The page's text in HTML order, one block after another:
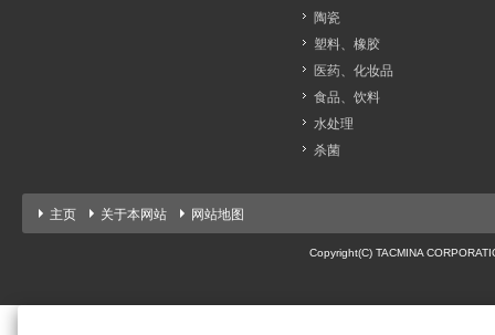
陶瓷
塑料、橡胶
医药、化妆品
食品、饮料
水处理
杀菌
主页 关于本网站 网站地图
Copyright(C) TACMINA